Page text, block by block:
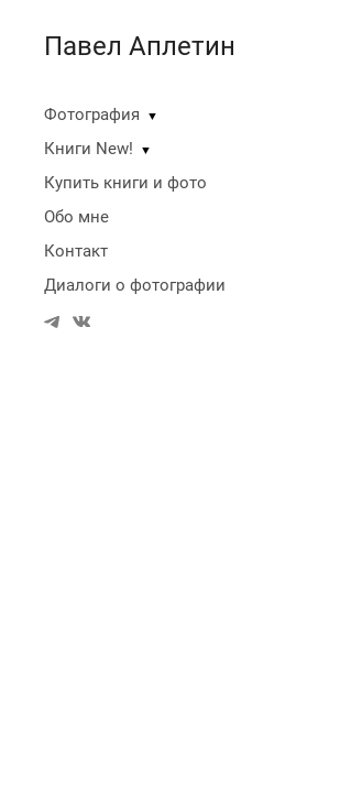
Павел Аплетин
Фотография ▼
Книги New! ▼
Купить книги и фото
Обо мне
Контакт
Диалоги о фотографии